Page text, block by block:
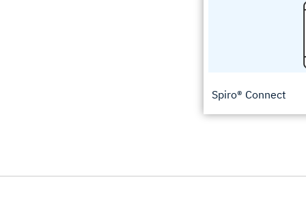
Spiro® Connect